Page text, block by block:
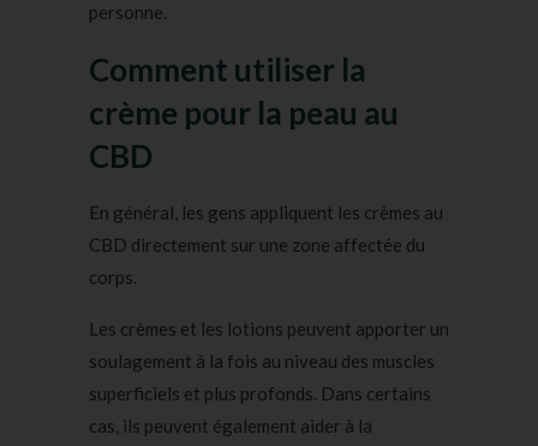
personne.
Comment utiliser la
crème pour la peau au
CBD
En général, les gens appliquent les crèmes au
CBD directement sur une zone affectée du
corps.
Les crèmes et les lotions peuvent apporter un
soulagement à la fois au niveau des muscles
superficiels et plus profonds. Dans certains
cas, ils peuvent également aider à la